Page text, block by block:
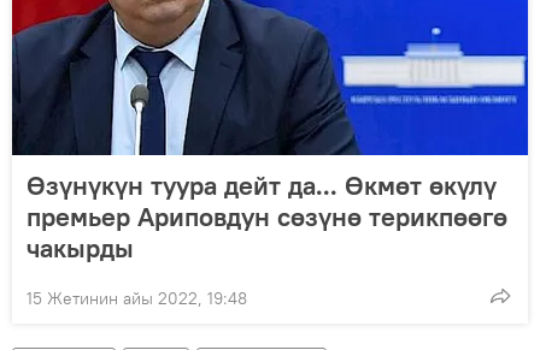
Өзүнүкүн туура дейт да... Өкмөт өкүлү
премьер Ариповдун сөзүнө терикпөөгө
чакырды
15 Жетинин айы 2022, 19:48